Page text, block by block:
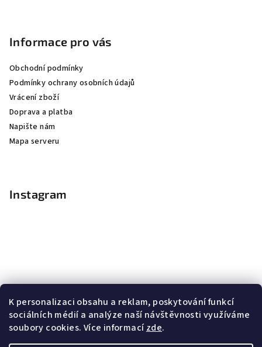
K personalizaci obsahu a reklam, poskytování funkcí
sociálních médií a analýze naší návštěvnosti využíváme
soubory cookies. Více informacízde.
Informace pro vás
Obchodní podmínky
Podmínky ochrany osobních údajů
Vrácení zboží
Doprava a platba
Napište nám
Mapa serveru
Instagram